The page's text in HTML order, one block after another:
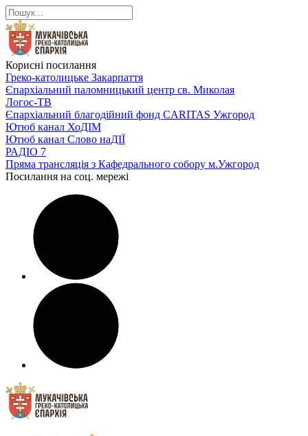
Корисні посилання
Греко-католицьке Закарпаття
Єпархіальний паломницький центр св. Миколая
Логос-ТВ
Єпархіальний благодійний фонд CARITAS Ужгород
Ютюб канал ХоДІМ
Ютюб канал Слово наДІЇ
РАДІО 7
Пряма трансляція з Кафедрального собору м.Ужгород
Посилання на соц. мережі